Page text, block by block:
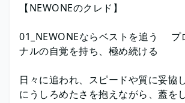
【NEWONEのクレド】
01_NEWONEならベストを追う プ
ナルの自覚を持ち、極め続ける
日々に追われ、スピードや質に妥協
にうしろめたさを抱えながら、蓋を